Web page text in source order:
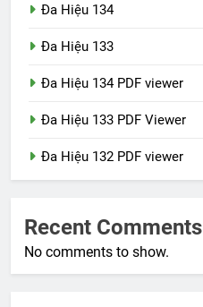
Đa Hiệu 134
Đa Hiệu 133
Đa Hiệu 134 PDF viewer
Đa Hiệu 133 PDF Viewer
Đa Hiệu 132 PDF viewer
Recent Comments
No comments to show.